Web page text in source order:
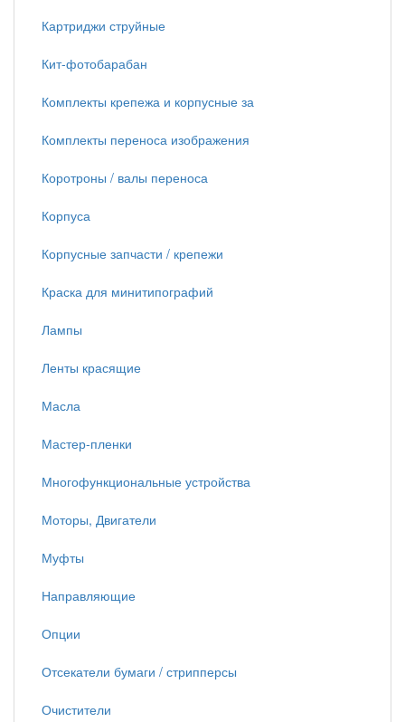
Картриджи струйные
Кит-фотобарабан
Комплекты крепежа и корпусные за
Комплекты переноса изображения
Коротроны / валы переноса
Корпуса
Корпусные запчасти / крепежи
Краска для минитипографий
Лампы
Ленты красящие
Масла
Мастер-пленки
Многофункциональные устройства
Моторы, Двигатели
Муфты
Направляющие
Опции
Отсекатели бумаги / стрипперсы
Очистители